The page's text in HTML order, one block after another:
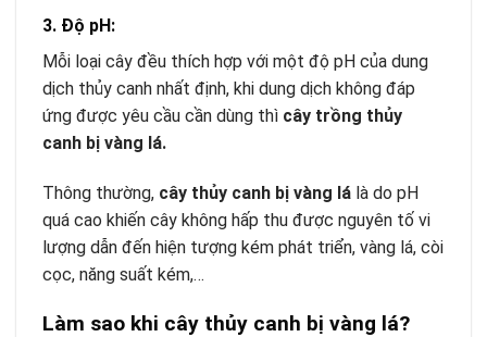
3. Độ pH:
Mỗi loại cây đều thích hợp với một độ pH của dung
dịch thủy canh nhất định, khi dung dịch không đáp
ứng được yêu cầu cần dùng thì cây trồng thủy
canh bị vàng lá.
Thông thường, cây thủy canh bị vàng lá là do pH
quá cao khiến cây không hấp thu được nguyên tố vi
lượng dẫn đến hiện tượng kém phát triển, vàng lá, còi
cọc, năng suất kém,…
Làm sao khi cây thủy canh bị vàng lá?